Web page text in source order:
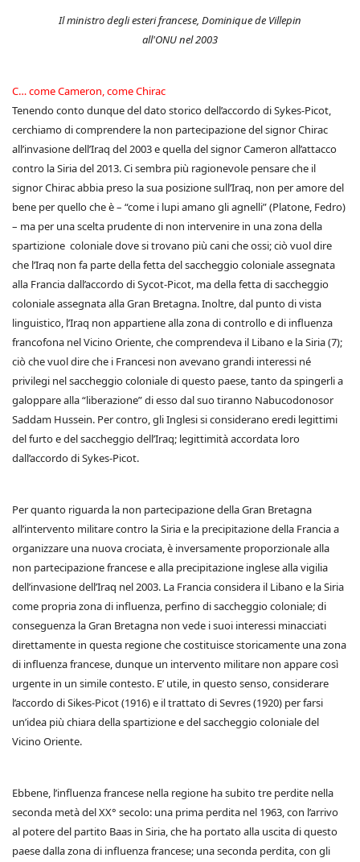
Il ministro degli esteri francese, Dominique de Villepin
all'ONU nel 2003
C… come Cameron, come Chirac
Tenendo conto dunque del dato storico dell’accordo di Sykes-Picot,
cerchiamo di comprendere la non partecipazione del signor Chirac
all’invasione dell’Iraq del 2003 e quella del signor Cameron all’attacco
contro la Siria del 2013. Ci sembra più ragionevole pensare che il
signor Chirac abbia preso la sua posizione sull’Iraq, non per amore del
bene per quello che è – “come i lupi amano gli agnelli” (Platone, Fedro)
– ma per una scelta prudente di non intervenire in una zona della
spartizione coloniale dove si trovano più cani che ossi; ciò vuol dire
che l’Iraq non fa parte della fetta del saccheggio coloniale assegnata
alla Francia dall’accordo di Sycot-Picot, ma della fetta di saccheggio
coloniale assegnata alla Gran Bretagna. Inoltre, dal punto di vista
linguistico, l’Iraq non appartiene alla zona di controllo e di influenza
francofona nel Vicino Oriente, che comprendeva il Libano e la Siria (7);
ciò che vuol dire che i Francesi non avevano grandi interessi né
privilegi nel saccheggio coloniale di questo paese, tanto da spingerli a
galoppare alla “liberazione” di esso dal suo tiranno Nabucodonosor
Saddam Hussein. Per contro, gli Inglesi si considerano eredi legittimi
del furto e del saccheggio dell’Iraq; legittimità accordata loro
dall’accordo di Sykes-Picot.
Per quanto riguarda la non partecipazione della Gran Bretagna
all’intervento militare contro la Siria e la precipitazione della Francia a
organizzare una nuova crociata, è inversamente proporzionale alla
non partecipazione francese e alla precipitazione inglese alla vigilia
dell’invasione dell’Iraq nel 2003. La Francia considera il Libano e la Siria
come propria zona di influenza, perfino di saccheggio coloniale; di
conseguenza la Gran Bretagna non vede i suoi interessi minacciati
direttamente in questa regione che costituisce storicamente una zona
di influenza francese, dunque un intervento militare non appare così
urgente in un simile contesto. E’ utile, in questo senso, considerare
l’accordo di Sikes-Picot (1916) e il trattato di Sevres (1920) per farsi
un’idea più chiara della spartizione e del saccheggio coloniale del
Vicino Oriente.
Ebbene, l’influenza francese nella regione ha subito tre perdite nella
seconda metà del XX° secolo: una prima perdita nel 1963, con l’arrivo
al potere del partito Baas in Siria, che ha portato alla uscita di questo
paese dalla zona di influenza francese; una seconda perdita, con gli